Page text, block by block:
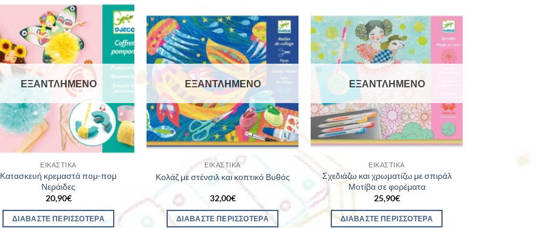
ΕΞΑΝΤΛΗΜΈΝΟ
ΕΙΚΑΣΤΙΚΆ
Κατασκευή κρεμαστά πομ-πομ
Νεράιδες
20,90€
ΔΙΑΒΆΣΤΕ ΠΕΡΙΣΣΌΤΕΡΑ
ΕΞΑΝΤΛΗΜΈΝΟ
ΕΙΚΑΣΤΙΚΆ
Κολάζ με στένσιλ και κοπτικό Βυθός
32,00€
ΔΙΑΒΆΣΤΕ ΠΕΡΙΣΣΌΤΕΡΑ
ΕΞΑΝΤΛΗΜΈΝΟ
ΕΙΚΑΣΤΙΚΆ
Σχεδιάζω και χρωματίζω με σπιράλ
Μοτίβα σε φορέματα
25,90€
ΔΙΑΒΆΣΤΕ ΠΕΡΙΣΣΌΤΕΡΑ